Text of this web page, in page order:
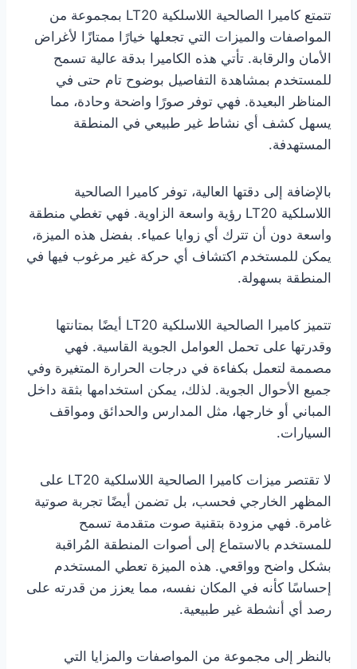
تتمتع كاميرا الصالحية اللاسلكية LT20 بمجموعة من
المواصفات والميزات التي تجعلها خيارًا ممتازًا لأغراض
الأمان والرقابة. تأتي هذه الكاميرا بدقة عالية تسمح
للمستخدم بمشاهدة التفاصيل بوضوح تام حتى في
المناظر البعيدة. فهي توفر صورًا واضحة وحادة، مما
يسهل كشف أي نشاط غير طبيعي في المنطقة
المستهدفة.
بالإضافة إلى دقتها العالية، توفر كاميرا الصالحية
اللاسلكية LT20 رؤية واسعة الزاوية. فهي تغطي منطقة
واسعة دون أن تترك أي زوايا عمياء. بفضل هذه الميزة،
يمكن للمستخدم اكتشاف أي حركة غير مرغوب فيها في
المنطقة بسهولة.
تتميز كاميرا الصالحية اللاسلكية LT20 أيضًا بمتانتها
وقدرتها على تحمل العوامل الجوية القاسية. فهي
مصممة لتعمل بكفاءة في درجات الحرارة المتغيرة وفي
جميع الأحوال الجوية. لذلك، يمكن استخدامها بثقة داخل
المباني أو خارجها، مثل المدارس والحدائق ومواقف
السيارات.
لا تقتصر ميزات كاميرا الصالحية اللاسلكية LT20 على
المظهر الخارجي فحسب، بل تضمن أيضًا تجربة صوتية
غامرة. فهي مزودة بتقنية صوت متقدمة تسمح
للمستخدم بالاستماع إلى أصوات المنطقة المُراقبة
بشكل واضح وواقعي. هذه الميزة تعطي المستخدم
إحساسًا كأنه في المكان نفسه، مما يعزز من قدرته على
رصد أي أنشطة غير طبيعية.
بالنظر إلى مجموعة من المواصفات والمزايا التي